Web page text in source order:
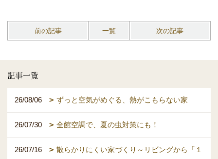
前の記事 一覧 次の記事
記事一覧
26/08/06 ずっと空気がめぐる、熱がこもらない家
26/07/30 全館空調で、夏の虫対策にも！
26/07/16
散らかりにくい家づくり～リビングから「１